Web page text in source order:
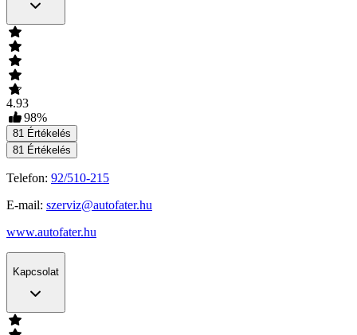
4.93
98%
81 Értékelés
81 Értékelés
Telefon: 92/510-215
E-mail: szerviz@autofater.hu
www.autofater.hu
Kapcsolat